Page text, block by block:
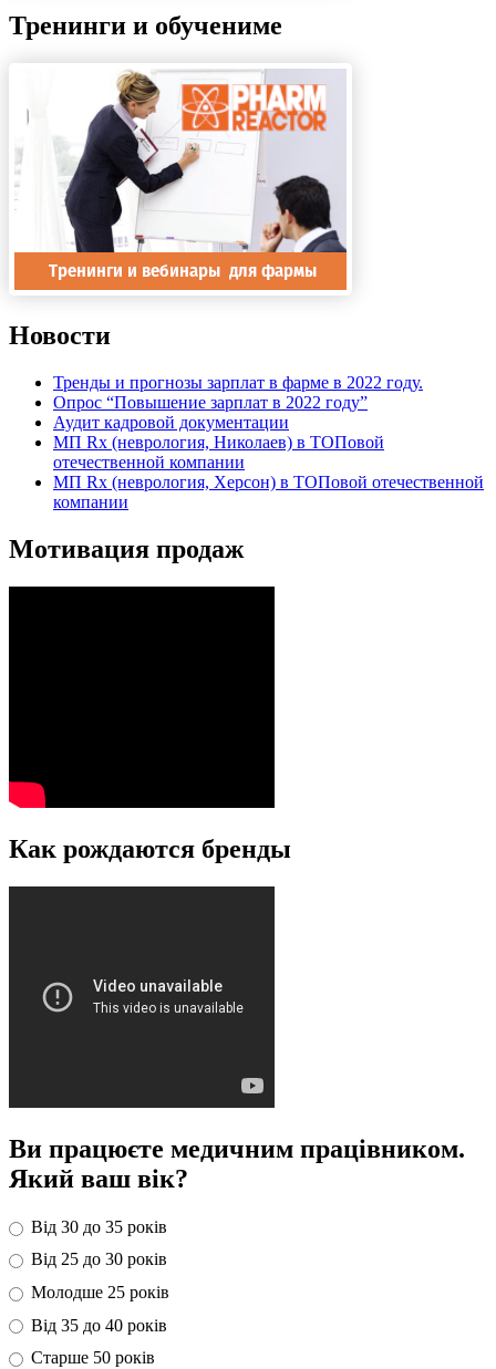
Тренинги и обучениме
Новости
Тренды и прогнозы зарплат в фарме в 2022 году.
Опрос “Повышение зарплат в 2022 году”
Аудит кадровой документации
МП Rx (неврология, Николаев) в ТОПовой
отечественной компании
МП Rx (неврология, Херсон) в ТОПовой отечественной
компании
Мотивация продаж
Как рождаются бренды
Ви працюєте медичним працівником.
Який ваш вік?
Від 30 до 35 років
Від 25 до 30 років
Молодше 25 років
Від 35 до 40 років
Старше 50 років